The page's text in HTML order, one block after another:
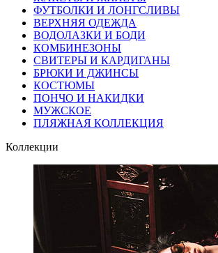
ФУТБОЛКИ И ЛОНГСЛИВЫ
ВЕРХНЯЯ ОДЕЖДА
ВОДОЛАЗКИ И БОДИ
КОМБИНЕЗОНЫ
СВИТЕРЫ И КАРДИГАНЫ
БРЮКИ И ДЖИНСЫ
КОСТЮМЫ
ПОНЧО И НАКИДКИ
МУЖСКОЕ
ПЛЯЖНАЯ КОЛЛЕКЦИЯ
Коллекции